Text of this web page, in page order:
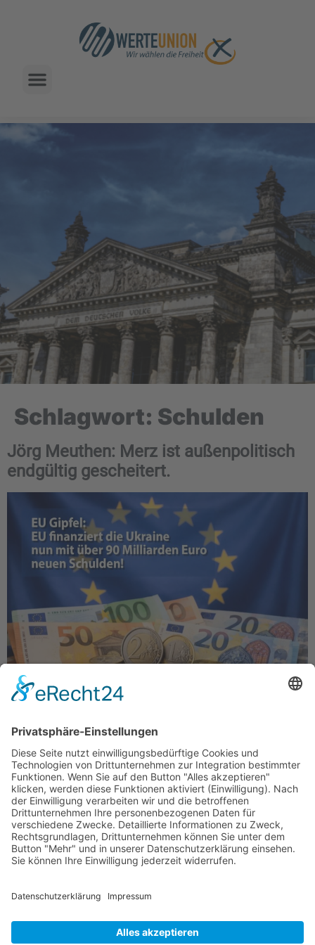
Schlagwort: Schulden
Jörg Meuthen: Merz ist außenpolitisch
endgültig gescheitert.
Statement von Jörg Meuthen zum EU Gipfel und dem
Politische Führung misst sich nicht an
europäische Souveränität einfordert und dafür keine
Mehrheiten organisiert, scheitert. Genau das ist
Kanzler Friedrich Merz beim EU Gipfel in Brüssel
widerfahren. Innenpolitisch ist diese Kanzlerschaft
längst gescheitert. – Reformen unterbleiben, […]